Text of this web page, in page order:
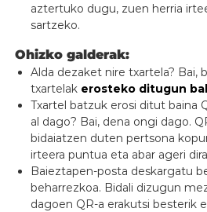
aztertuko dugu, zuen herria
sartzeko.
Ohizko galderak:
Alda dezaket nire txartela? Bai,
txartelak erosteko ditugun
Txartel batzuk erosi ditut baina
al dago? Bai, dena ongi dago.
bidaiatzen duten pertsona
irteera puntua eta abar ageri
Baieztapen-posta deskargatu
beharrezkoa. Bidali dizugun
dagoen QR-a erakutsi besterik